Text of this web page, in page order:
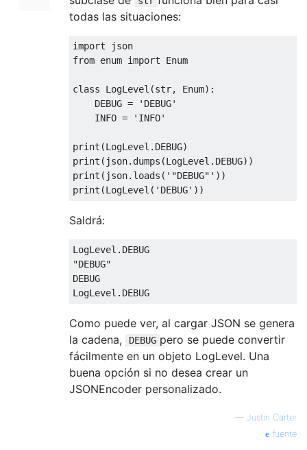
todas las situaciones:
import
from enum import Enum
class LogLevel (str, Enum):
    DEBUG =
'DEBUG'
    INFO =
'INFO'
print(LogLevel.DEBUG)
print(json.dumps(LogLevel.DEBUG))
print(json.loads( '"DEBUG"' ))
print(LogLevel( 'DEBUG'
Saldrá:
"DEBUG"
DEBUG
Como puede ver, al cargar JSON se genera
la cadena,
DEBUG pero se puede convertir
fácilmente en un objeto LogLevel. Una
buena opción si no desea crear un
JSONEncoder personalizado.
— Justin Carter
fuente